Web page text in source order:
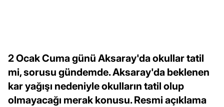
2 Ocak Cuma günü Aksaray'da okullar tatil
mi, sorusu gündemde. Aksaray'da beklenen
kar yağışı nedeniyle okulların tatil olup
olmayacağı merak konusu. Resmi açıklama